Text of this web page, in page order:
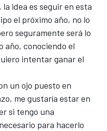
idea es seguir en esta
el próximo año, no lo
seguramente será lo
año, conociendo el
intentar ganar el
un ojo puesto en
me gustaría estar en
si tengo una
para hacerlo